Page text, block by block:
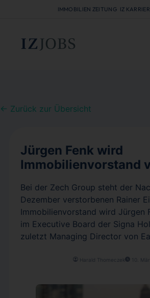
IMMOBILIEN ZEITUNG IZ
← Zurück zur Übersicht
Jürgen Fenk wird
Immobilienvorstand
Bei der Zech Group steht der
Dezember verstorbenen Rainer
Immobilienvorstand wird Jürgen
im Executive Board der Signa
zuletzt Managing Director von
Harald Thomeczek 10.